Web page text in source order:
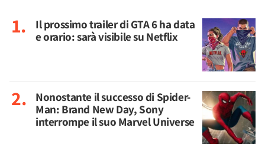
Il prossimo trailer di GTA 6 ha data
e orario: sarà visibile su Netflix
Nonostante il successo di Spider-
Man: Brand New Day, Sony
interrompe il suo Marvel Universe